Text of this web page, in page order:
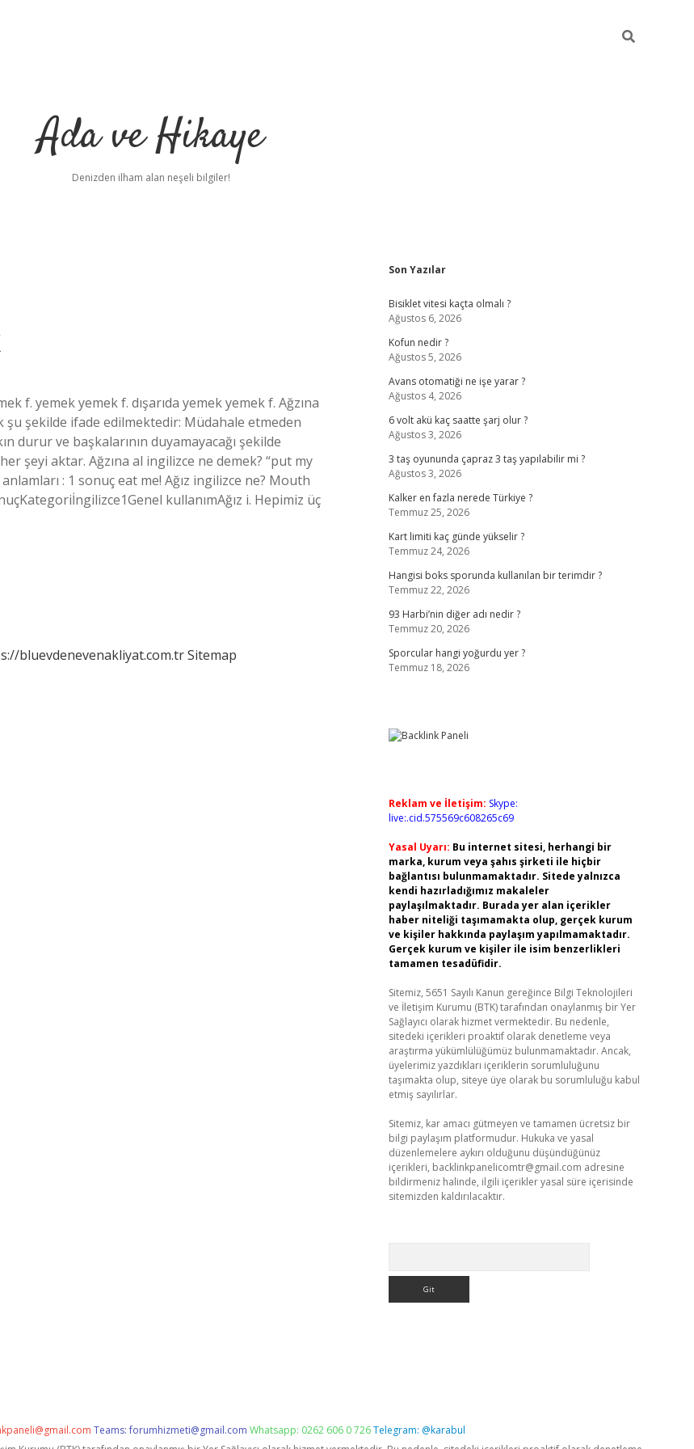
Ada ve Hikaye
Denizden ilham alan neşeli bilgiler!
f. yemek yemek f. dışarıda yemek yemek f. Ağzına
şu şekilde ifade edilmektedir: Müdahale etmeden
durur ve başkalarının duyamayacağı şekilde
şeyi aktar. Ağzına al ingilizce ne demek? “put my
: 1 sonuç eat me! Ağız ingilizce ne? Mouth
kullanımAğız i. Hepimiz üç
bluevdenevenakliyat.com.trSitemap
Sidebar
Son Yazılar
Bisiklet vitesi kaçta olmalı ?
Ağustos 6, 2026
Kofun nedir ?
Ağustos 5, 2026
Avans otomatiği ne işe yarar ?
Ağustos 4, 2026
6 volt akü kaç saatte şarj olur ?
Ağustos 3, 2026
3 taş oyununda çapraz 3 taş yapılabilir mi ?
Ağustos 3, 2026
Kalker en fazla nerede Türkiye ?
Temmuz 25, 2026
Kart limiti kaç günde yükselir ?
Temmuz 24, 2026
Hangisi boks sporunda kullanılan bir terimdir ?
Temmuz 22, 2026
93 Harbi’nin diğer adı nedir ?
Temmuz 20, 2026
Sporcular hangi yoğurdu yer ?
Temmuz 18, 2026
Reklam ve İletişim: Skype:
live:.cid.575569c608265c69
Yasal Uyarı: Bu internet sitesi, herhangi bir
marka, kurum veya şahıs şirketi ile hiçbir
bağlantısı bulunmamaktadır. Sitede yalnızca
kendi hazırladığımız makaleler
paylaşılmaktadır. Burada yer alan içerikler
haber niteliği taşımamakta olup, gerçek kurum
ve kişiler hakkında paylaşım yapılmamaktadır.
Gerçek kurum ve kişiler ile isim benzerlikleri
tamamen tesadüfidir.
Sitemiz, 5651 Sayılı Kanun gereğince Bilgi Teknolojileri
ve İletişim Kurumu (BTK) tarafından onaylanmış bir Yer
Sağlayıcı olarak hizmet vermektedir. Bu nedenle,
sitedeki içerikleri proaktif olarak denetleme veya
araştırma yükümlülüğümüz bulunmamaktadır. Ancak,
üyelerimiz yazdıkları içeriklerin sorumluluğunu
taşımakta olup, siteye üye olarak bu sorumluluğu kabul
etmiş sayılırlar.
Sitemiz, kar amacı gütmeyen ve tamamen ücretsiz bir
bilgi paylaşım platformudur. Hukuka ve yasal
düzenlemelere aykırı olduğunu düşündüğünüz
içerikleri, backlinkpanelicomtr@gmail.com adresine
bildirmeniz halinde, ilgili içerikler yasal süre içerisinde
sitemizden kaldırılacaktır.
Teams:forumhizmeti@gmail.com Whatsapp: 0262 606 0 726Telegram: @karabul